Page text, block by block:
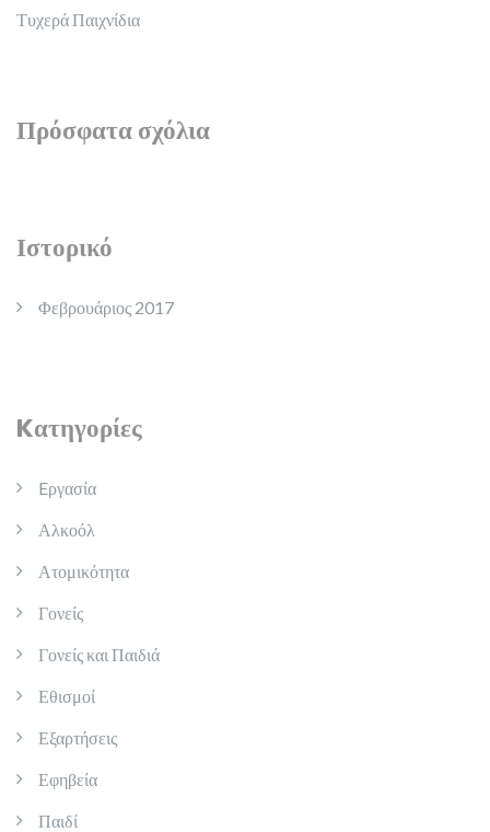
Τυχερά Παιχνίδια
Πρόσφατα σχόλια
Ιστορικό
Φεβρουάριος 2017
Kατηγορίες
Eργασία
Αλκοόλ
Ατομικότητα
Γονείς
Γονείς και Παιδιά
Εθισμοί
Εξαρτήσεις
Εφηβεία
Παιδί